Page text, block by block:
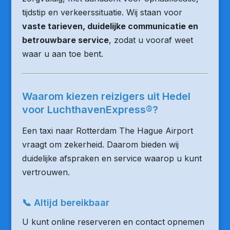
tijdstip en verkeerssituatie. Wij staan voor
vaste tarieven, duidelijke communicatie en
betrouwbare service, zodat u vooraf weet
waar u aan toe bent.
Waarom kiezen reizigers uit Hedel
voor LuchthavenExpress®?
Een taxi naar Rotterdam The Hague Airport
vraagt om zekerheid. Daarom bieden wij
duidelijke afspraken en service waarop u kunt
vertrouwen.
📞 Altijd bereikbaar
U kunt online reserveren en contact opnemen